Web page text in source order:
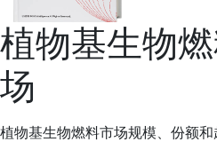
植物基生物
场
植物基生物燃料市场规模、份额和